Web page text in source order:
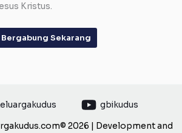
Kristus.
Bergabung Sekarang
gbikudus
2026 | Development and